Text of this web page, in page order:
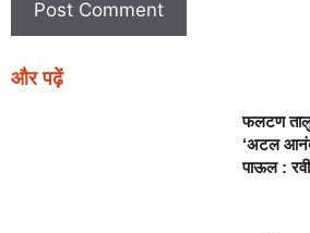
और पढ़ें
फलटण
‘अटल
पाऊल :